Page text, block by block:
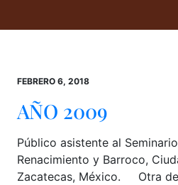
FEBRERO 6, 2018
AÑO 2009
Público asistente al
Renacimiento y Barroco,
Zacatecas, México. Otra de